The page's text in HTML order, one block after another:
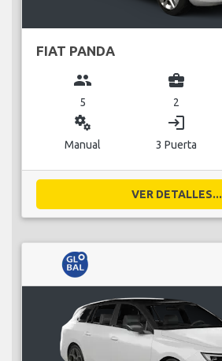
FIAT PANDA
group
5
business_center
2
miscellaneous_services
Manual
login
3 Puerta
VER DETALLES...